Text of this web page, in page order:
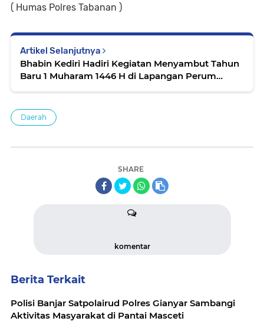
( Humas Polres Tabanan )
Artikel Selanjutnya
Bhabin Kediri Hadiri Kegiatan Menyambut Tahun
Baru 1 Muharam 1446 H di Lapangan Perum
Daerah
SHARE
komentar
Berita Terkait
Polisi Banjar Satpolairud Polres Gianyar Sambangi
Aktivitas Masyarakat di Pantai Masceti